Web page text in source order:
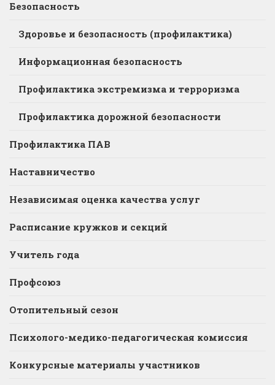
Безопасность
Здоровье и безопасность (профилактика)
Информационная безопасность
Профилактика экстремизма и терроризма
Профилактика дорожной безопасности
Профилактика ПАВ
Наставничество
Независимая оценка качества услуг
Расписание кружков и секций
Учитель года
Профсоюз
Отопительный сезон
Психолого-медико-педагогическая комиссия
Конкурсные материалы участников